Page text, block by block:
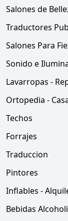
Salones de
Traductores
Salones Para
Sonido e
Lavarropas -
Ortopedia -
Techos
Forrajes
Traduccion
Pintores
Inflables -
Bebidas